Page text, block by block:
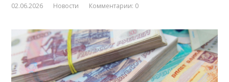
02.06.2026 Новости Комментарии: 0